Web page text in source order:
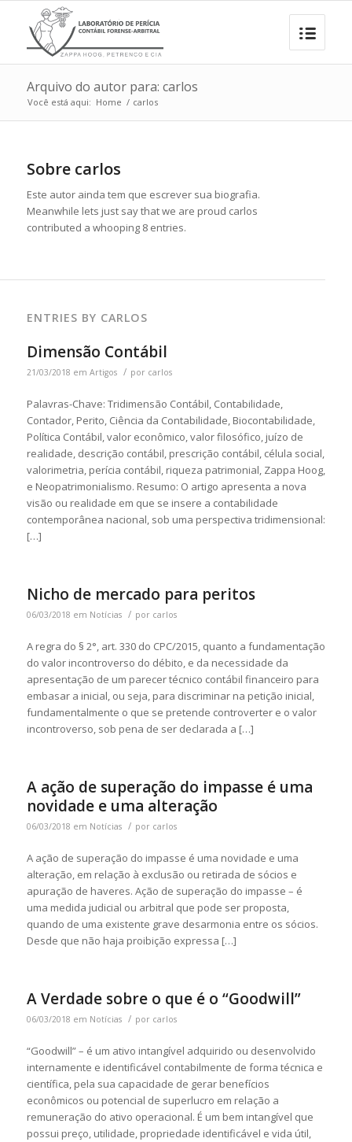
Arquivo do autor para: carlos
Você está aqui: Home / carlos
Sobre carlos
Este autor ainda tem que escrever sua biografia.
Meanwhile lets just say that we are proud carlos
contributed a whooping 8 entries.
ENTRIES BY CARLOS
Dimensão Contábil
21/03/2018 em Artigos / por carlos
Palavras-Chave: Tridimensão Contábil, Contabilidade,
Contador, Perito, Ciência da Contabilidade, Biocontabilidade,
Política Contábil, valor econômico, valor filosófico, juízo de
realidade, descrição contábil, prescrição contábil, célula social,
valorimetria, perícia contábil, riqueza patrimonial, Zappa Hoog,
e Neopatrimonialismo. Resumo: O artigo apresenta a nova
visão ou realidade em que se insere a contabilidade
contemporânea nacional, sob uma perspectiva tridimensional:
[…]
Nicho de mercado para peritos
06/03/2018 em Notícias / por carlos
A regra do § 2°, art. 330 do CPC/2015, quanto a fundamentação
do valor incontroverso do débito, e da necessidade da
apresentação de um parecer técnico contábil financeiro para
embasar a inicial, ou seja, para discriminar na petição inicial,
fundamentalmente o que se pretende controverter e o valor
incontroverso, sob pena de ser declarada a […]
A ação de superação do impasse é uma
novidade e uma alteração
06/03/2018 em Notícias / por carlos
A ação de superação do impasse é uma novidade e uma
alteração, em relação à exclusão ou retirada de sócios e
apuração de haveres. Ação de superação do impasse – é
uma medida judicial ou arbitral que pode ser proposta,
quando de uma existente grave desarmonia entre os sócios.
Desde que não haja proibição expressa […]
A Verdade sobre o que é o “Goodwill”
06/03/2018 em Notícias / por carlos
“Goodwill” – é um ativo intangível adquirido ou desenvolvido
internamente e identificável contabilmente de forma técnica e
científica, pela sua capacidade de gerar benefícios
econômicos ou potencial de superlucro em relação a
remuneração do ativo operacional. É um bem intangível que
possui preço, utilidade, propriedade identificável e vida útil,